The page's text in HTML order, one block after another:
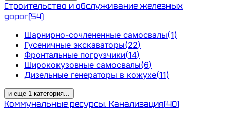
Строительство и обслуживание железных
дорог(54)
Шарнирно-сочлененные самосвалы(1)
Гусеничные экскаваторы(22)
Фронтальные погрузчики(14)
Ширококузовные самосвалы(6)
Дизельные генераторы в кожухе(11)
и еще 1 категория...
Коммунальные ресурсы. Канализация(40)